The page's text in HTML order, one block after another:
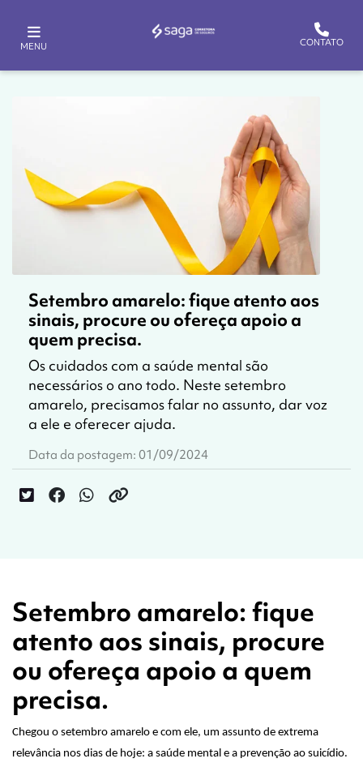
MENU CONTATO
Setembro amarelo: fique atento aos
sinais, procure ou ofereça apoio a
quem precisa.
Os cuidados com a saúde mental são
necessários o ano todo. Neste setembro
amarelo, precisamos falar no assunto, dar voz
a ele e oferecer ajuda.
Data da postagem: 01/09/2024
Setembro amarelo: fique
atento aos sinais, procure
ou ofereça apoio a quem
precisa.
Chegou o setembro amarelo e com ele, um assunto de extrema
relevância nos dias de hoje: a saúde mental e a prevenção ao suicídio.